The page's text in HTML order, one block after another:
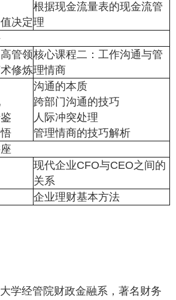
决定
根据现金流量表的现金流管
理
管领
修炼
核心课程二：工作沟通与管
理情商
沟通的本质
跨部门沟通的技巧
人际冲突处理
管理情商的技巧解析
现代企业CFO与CEO之间的
关系
企业理财基本方法
学经管院财政金融系，著名财务